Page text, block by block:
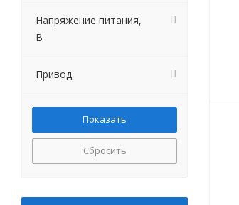
Напряжение питания,
В
Привод
Сбросить